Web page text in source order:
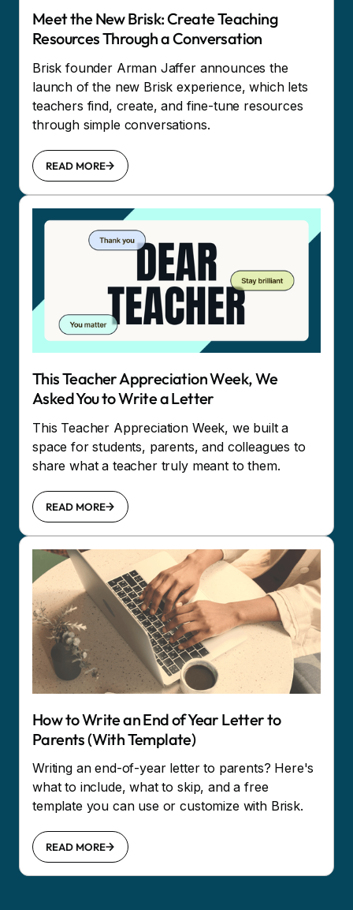
Meet the New Brisk: Create Teaching
Resources Through a Conversation
Brisk founder Arman Jaffer announces the
launch of the new Brisk experience, which lets
teachers find, create, and fine-tune resources
through simple conversations.
READ MORE
This Teacher Appreciation Week, We
Asked You to Write a Letter
This Teacher Appreciation Week, we built a
space for students, parents, and colleagues to
share what a teacher truly meant to them.
READ MORE
How to Write an End of Year Letter to
Parents (With Template)
Writing an end-of-year letter to parents? Here's
what to include, what to skip, and a free
template you can use or customize with Brisk.
READ MORE